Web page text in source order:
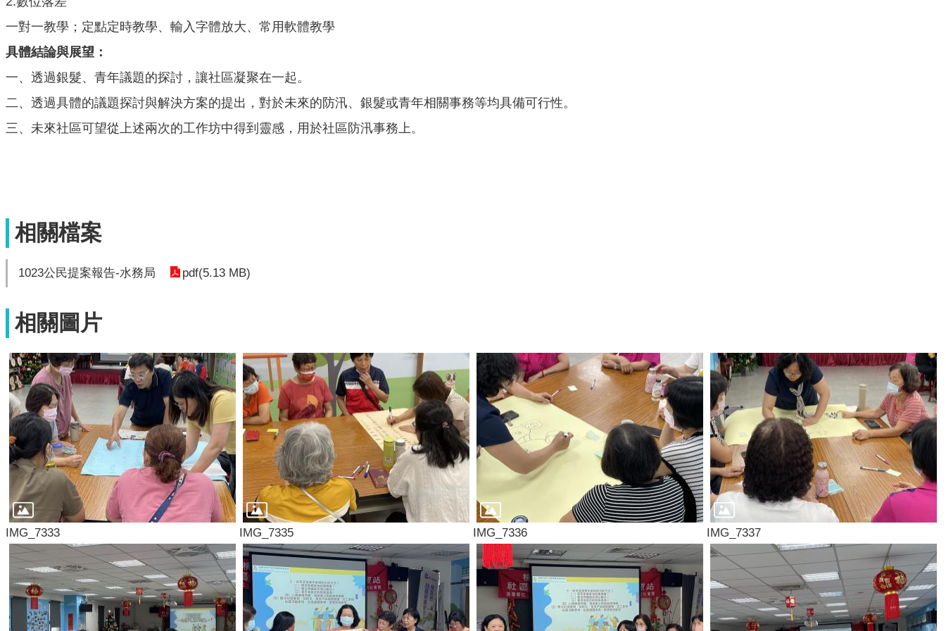
一對一教學；定點定時教學、輸入字體放大、常用軟體教學
具體結論與展望：
一、透過銀髮、青年議題的探討，讓社區凝聚在一起。
二、透過具體的議題探討與解決方案的提出，對於未來的防汛、銀髮或青年相關事務等均具備可行性。
三、未來社區可望從上述兩次的工作坊中得到靈感，用於社區防汛事務上 。
相關檔案
1023公民提案報告-水務局 pdf(5.13 MB)
相關圖片
IMG_7333 IMG_7335 IMG_7336 IMG_7337